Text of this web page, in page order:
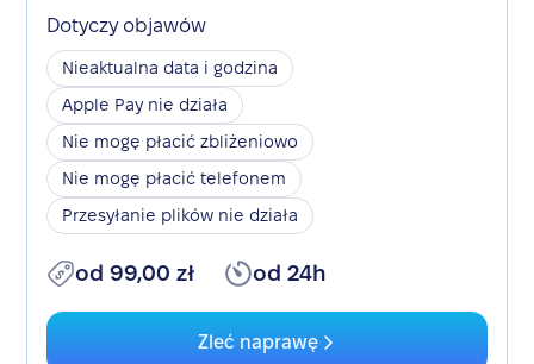
Dotyczy objawów
Nieaktualna data i godzina
Apple Pay nie działa
Nie mogę płacić zbliżeniowo
Nie mogę płacić telefonem
Przesyłanie plików nie działa
od 99,00 zł od 24h
Zleć naprawę